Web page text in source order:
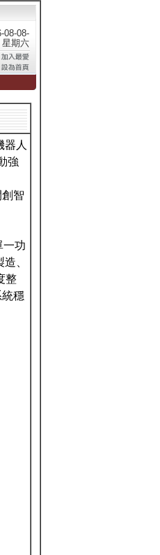
08-08-
星期六
器人
強
智
一功
、
整
穩